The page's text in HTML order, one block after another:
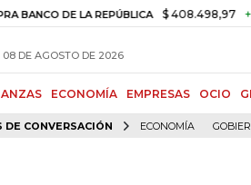
DE LA REPÚBLICA $ 408.498,97 +$
08 DE AGOSTO DE 2026
ECONOMÍA EMPRESAS OCIO
DE CONVERSACIÓN ECONOMÍA